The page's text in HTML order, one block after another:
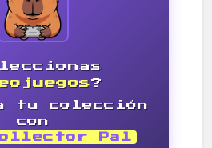
?
tu colección
con
Pal